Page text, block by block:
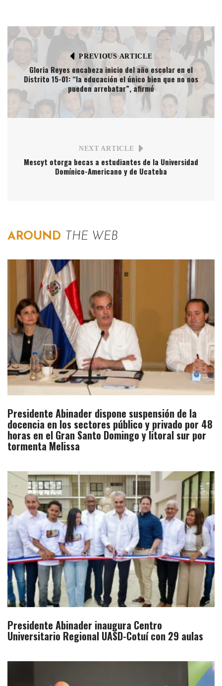
PREVIOUS ARTICLE
Gloria Reyes encabeza inicio del año escolar en el
Distrito 15-01: “la educación el único bien que no nos
pueden arrebatar”, afirmó
NEXT ARTICLE
Mescyt otorga becas a estudiantes de la Universidad
Domínico-Americano y de Ucateba
AROUND THE WEB
Presidente Abinader dispone suspensión de la
docencia en los sectores público y privado por 48
horas en el Gran Santo Domingo y litoral sur por
tormenta Melissa
Presidente Abinader inaugura Centro
Universitario Regional UASD-Cotuí con 29 aulas